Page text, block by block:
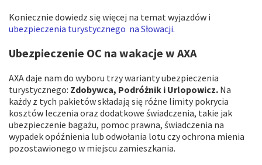
Koniecznie dowiedz się więcej na temat wyjazdów i
ubezpieczenia turystycznego na Słowacji.
Ubezpieczenie OC na wakacje w AXA
AXA daje nam do wyboru trzy warianty ubezpieczenia
turystycznego: Zdobywca, Podróżnik i Urlopowicz. Na
każdy z tych pakietów składają się różne limity pokrycia
kosztów leczenia oraz dodatkowe świadczenia, takie jak
ubezpieczenie bagażu, pomoc prawna, świadczenia na
wypadek opóźnienia lub odwołania lotu czy ochrona mienia
pozostawionego w miejscu zamieszkania.